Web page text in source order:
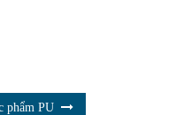
phẩm PU